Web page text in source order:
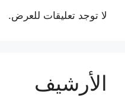
لا توجد تعليقات للعرض.
الأرشيف